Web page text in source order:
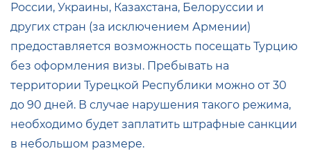
России, Украины, Казахстана, Белоруссии и
других стран (за исключением Армении)
предоставляется возможность посещать Турцию
без оформления визы. Пребывать на
территории Турецкой Республики можно от 30
до 90 дней. В случае нарушения такого режима,
необходимо будет заплатить штрафные санкции
в небольшом размере.